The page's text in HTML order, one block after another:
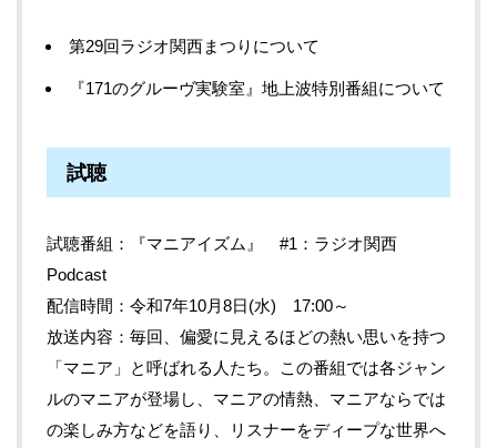
第29回ラジオ関西まつりについて
『171のグルーヴ実験室』地上波特別番組について
試聴
試聴番組：『マニアイズム』 #1：ラジオ関西
Podcast
配信時間：令和7年10月8日(水) 17:00～
放送内容：毎回、偏愛に見えるほどの熱い思いを持つ
「マニア」と呼ばれる人たち。この番組では各ジャン
ルのマニアが登場し、マニアの情熱、マニアならでは
の楽しみ方などを語り、リスナーをディープな世界へ